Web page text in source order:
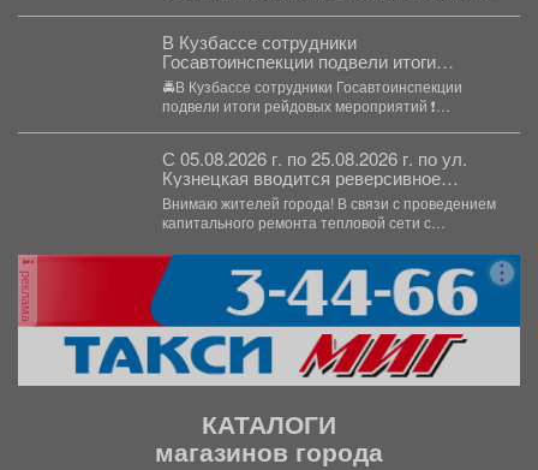
В Кузбассе сотрудники
Госавтоинспекции подвели итоги
рейдовых мероприятий
🚔В Кузбассе сотрудники Госавтоинспекции
подвели итоги рейдовых мероприятий ❗️
С 05.08.2026 г. по 25.08.2026 г. по ул.
Кузнецкая вводится реверсивное
движения для автотранспорта
Внимаю жителей города! В связи с проведением
капитального ремонта тепловой сети с
реклама
КАТАЛОГИ
магазинов города